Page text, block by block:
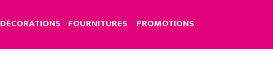
DÉCORATIONS FOURNITURES PROMOTIONS